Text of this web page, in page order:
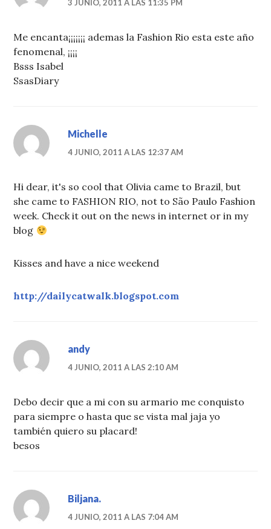
3 JUNIO, 2011 A LAS 11:35 PM
Me encanta¡¡¡¡¡¡¡ ademas la Fashion Rio esta este año
fenomenal, ¡¡¡¡
Bsss Isabel
SsasDiary
Michelle
4 JUNIO, 2011 A LAS 12:37 AM
Hi dear, it's so cool that Olivia came to Brazil, but
she came to FASHION RIO, not to São Paulo Fashion
week. Check it out on the news in internet or in my
blog
Kisses and have a nice weekend
http://dailycatwalk.blogspot.com
andy
4 JUNIO, 2011 A LAS 2:10 AM
Debo decir que a mi con su armario me conquisto
para siempre o hasta que se vista mal jaja yo
también quiero su placard!
besos
Biljana.
4 JUNIO, 2011 A LAS 7:04 AM